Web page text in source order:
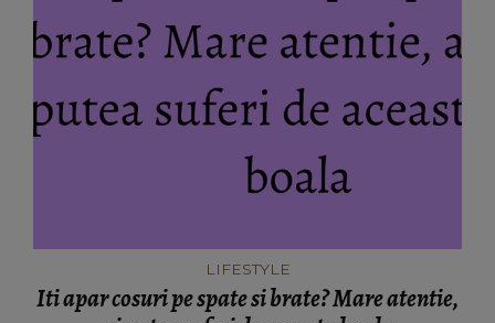
LIFESTYLE
Iti apar cosuri pe spate si brate? Mare atentie,